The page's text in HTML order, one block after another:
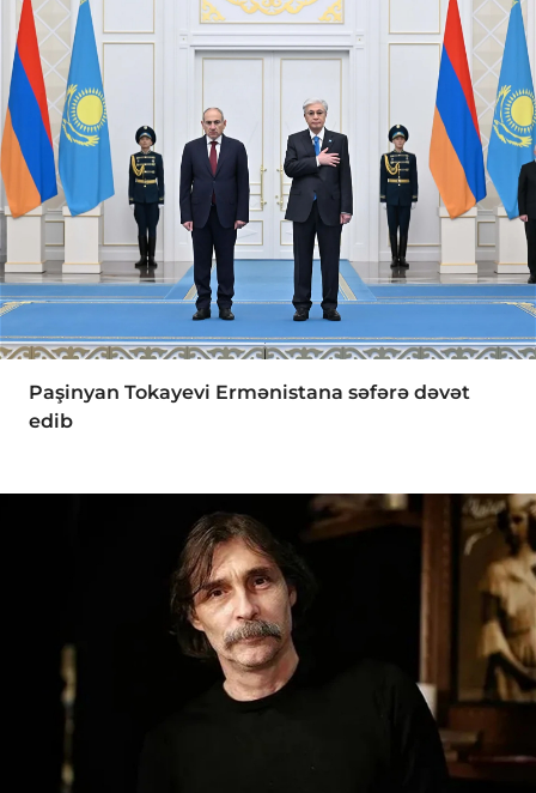
Paşinyan Tokayevi Ermənistana səfərə dəvət
edib